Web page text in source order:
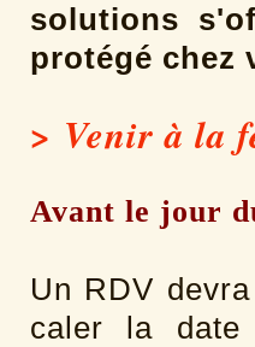
solutions
protégé chez
> Venir à la
Avant le jour
Un RDV
caler la date